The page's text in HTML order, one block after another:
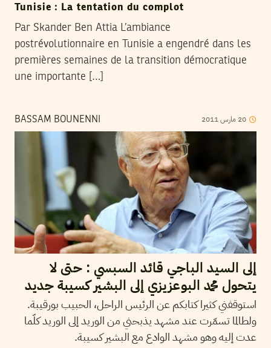
Tunisie : La tentation du complot
Par Skander Ben Attia L’ambiance
postrévolutionnaire en Tunisie a engendré dans les
premières semaines de la transition démocratique
une importante […]
BASSAM BOUNENNI 20 مارس2011
إلى السيد الباجي قائد السبسي : حتى لا
يتحول محمد البوعزيزي إلى البشير كسيبة جديد
استوقفني كثيرا كتابكم عن الرئيس الراحل، الحبيب بورقيبة.
ولطالما تسمّرت عند مشهد يذبحني من الوريد إلى الوريد كلّما
عدت إليه وهو مشهد الوادع مع البشير كسيبة.